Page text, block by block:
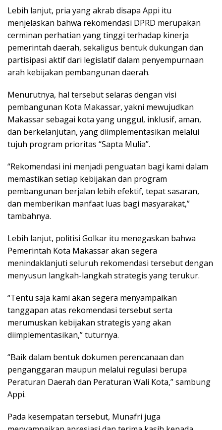
Lebih lanjut, pria yang akrab disapa Appi itu
menjelaskan bahwa rekomendasi DPRD merupakan
cerminan perhatian yang tinggi terhadap kinerja
pemerintah daerah, sekaligus bentuk dukungan dan
partisipasi aktif dari legislatif dalam penyempurnaan
arah kebijakan pembangunan daerah.
Menurutnya, hal tersebut selaras dengan visi
pembangunan Kota Makassar, yakni mewujudkan
Makassar sebagai kota yang unggul, inklusif, aman,
dan berkelanjutan, yang diimplementasikan melalui
tujuh program prioritas “Sapta Mulia”.
“Rekomendasi ini menjadi penguatan bagi kami dalam
memastikan setiap kebijakan dan program
pembangunan berjalan lebih efektif, tepat sasaran,
dan memberikan manfaat luas bagi masyarakat,”
tambahnya.
Lebih lanjut, politisi Golkar itu menegaskan bahwa
Pemerintah Kota Makassar akan segera
menindaklanjuti seluruh rekomendasi tersebut dengan
menyusun langkah-langkah strategis yang terukur.
“Tentu saja kami akan segera menyampaikan
tanggapan atas rekomendasi tersebut serta
merumuskan kebijakan strategis yang akan
diimplementasikan,” tuturnya.
“Baik dalam bentuk dokumen perencanaan dan
penganggaran maupun melalui regulasi berupa
Peraturan Daerah dan Peraturan Wali Kota,” sambung
Appi.
Pada kesempatan tersebut, Munafri juga